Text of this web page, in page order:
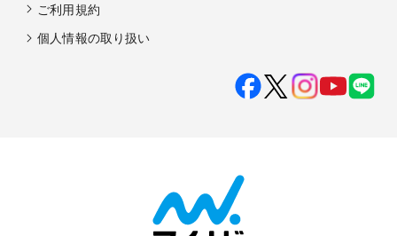
ご利用規約
個人情報の取り扱い